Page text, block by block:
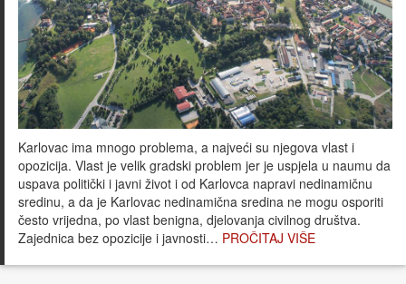
Karlovac ima mnogo problema, a najveći su njegova vlast i
opozicija. Vlast je velik gradski problem jer je uspjela u naumu da
uspava politički i javni život i od Karlovca napravi nedinamičnu
sredinu, a da je Karlovac nedinamična sredina ne mogu osporiti
često vrijedna, po vlast benigna, djelovanja civilnog društva.
Zajednica bez opozicije i javnosti… PROČITAJ VIŠE